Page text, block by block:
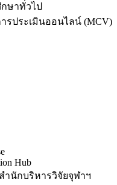
ษาทั่วไป
รประเมินออนไลน์ (MCV)
Hub
สำนักบริหารวิจัยจุฬาฯ